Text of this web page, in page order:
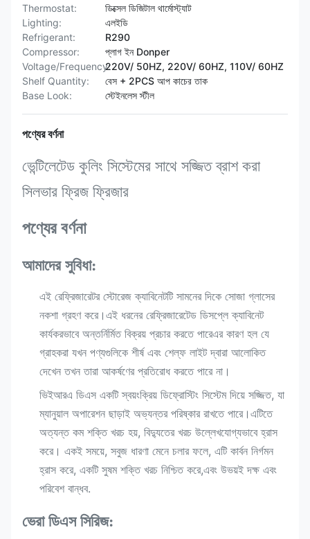
Thermostat:
ডিক্সেল ডিজিটাল থার্মোস্ট্যাট
Lighting:
এলইডি
Refrigerant:
R290
Compressor:
প্লাগ ইন Donper
Voltage/Frequency:220V/ 50HZ, 220V/ 60HZ, 110V/ 60HZ
Shelf Quantity:
বেস + 2PCS আপ কাচের তাক
Base Look:
স্টেইনলেস স্টীল
পণ্যের বর্ণনা
ভেন্টিলেটেড কুলিং সিস্টেমের সাথে সজ্জিত ব্রাশ করা
সিলভার ফ্রিজ ফ্রিজার
পণ্যের বর্ণনা
আমাদের সুবিধা:
এই রেফ্রিজারেটর স্টোরেজ ক্যাবিনেটটি সামনের দিকে সোজা গ্লাসের
নকশা গ্রহণ করে।এই ধরনের রেফ্রিজারেটেড ডিসপ্লে ক্যাবিনেট
কার্যকরভাবে অন্তর্নির্মিত বিক্রয় প্রচার করতে পারেএর কারণ হল যে
গ্রাহকরা যখন পণ্যগুলিকে শীর্ষ এবং শেল্ফ লাইট দ্বারা আলোকিত
দেখেন তখন তারা আকর্ষণের প্রতিরোধ করতে পারে না।
ভিইআরএ ডিএস একটি স্বয়ংক্রিয় ডিফ্রোস্টিং সিস্টেম দিয়ে সজ্জিত, যা
ম্যানুয়াল অপারেশন ছাড়াই অভ্যন্তর পরিষ্কার রাখতে পারে।এটিতে
অত্যন্ত কম শক্তি খরচ হয়, বিদ্যুতের খরচ উল্লেখযোগ্যভাবে হ্রাস
করে। একই সময়ে, সবুজ ধারণা মেনে চলার ফলে, এটি কার্বন নির্গমন
হ্রাস করে, একটি সুষম শক্তি খরচ নিশ্চিত করে,এবং উভয়ই দক্ষ এবং
পরিবেশ বান্ধব.
ভেরা ডিএস সিরিজ: